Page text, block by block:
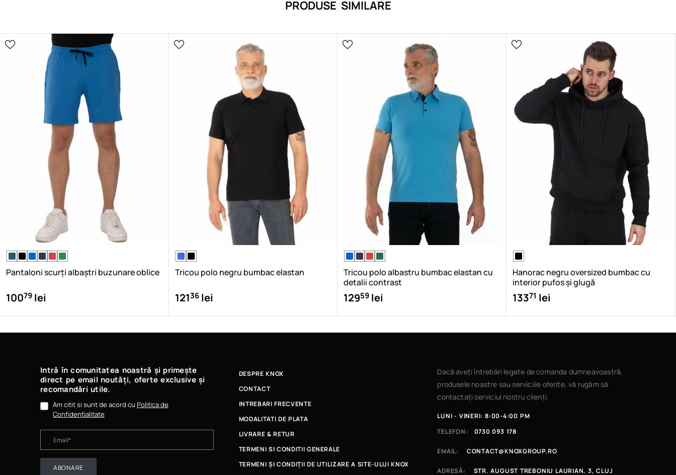
PRODUSE SIMILARE
Pantaloni scurți albaștri buzunare oblice
10079 lei
Tricou polo negru bumbac elastan
12136lei
Tricou polo albastru bumbac elastan cu
detalii contrast
12959 lei
Hanorac negru oversized bumbac cu
interior pufos și glugă
13371 lei
Intră în comunitatea noastră și primește
direct pe email noutăți, oferte exclusive și
recomandări utile.
Am citit si sunt de acord cu Politica de
Confidentialitate
ABONARE
DESPRE KNOX
CONTACT
INTREBARI FRECVENTE
MODALITATI DE PLATA
LIVRARE & RETUR
TERMENI SI CONDITII GENERALE
TERMENI ȘI CONDIȚII DE UTILIZARE A SITE-ULUI KNOX
Dacă aveți întrebări legate de comanda dumneavoastră,
produsele noastre sau serviciile oferite, vă rugăm să
contactați serviciul nostru clienți.
LUNI - VINERI: 8:00-4:00 PM
TELEFON:
0730 093 178
EMAIL: CONTACT@KNOXGROUP.RO
ADRESĂ: STR. AUGUST TREBONIU LAURIAN, 3, CLUJ